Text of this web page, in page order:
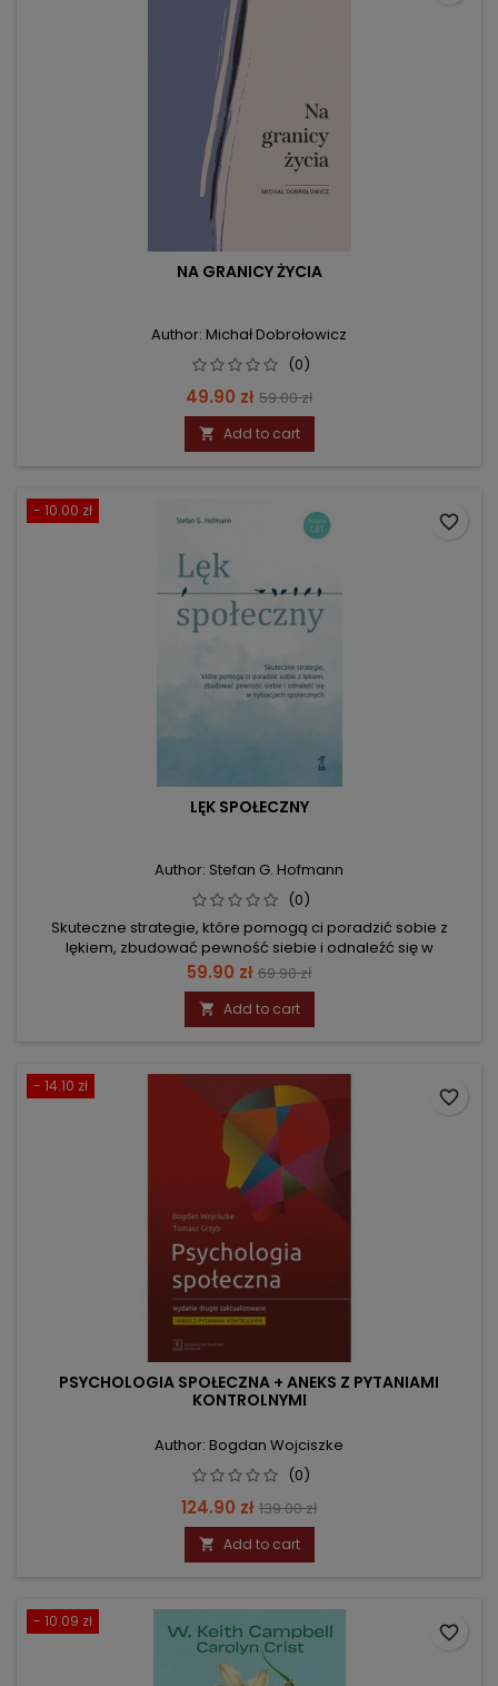
NA GRANICY ŻYCIA
Author: Michał Dobrołowicz
(0)
Price
49.90 zł Regular
price
59.00 zł
 Add to cart
- 10.00 zł
LĘK SPOŁECZNY
Author: Stefan G. Hofmann
(0)
Skuteczne strategie, które pomogą ci poradzić sobie z
lękiem, zbudować pewność siebie i odnaleźć się w
sytuacjach społecznych
Price
59.90 zł Regular
price
69.90 zł
 Add to cart
favorite_border
- 14.10 zł
PSYCHOLOGIA SPOŁECZNA + ANEKS Z PYTANIAMI
KONTROLNYMI
Author: Bogdan Wojciszke
(0)
Price
124.90 zł Regular
price
139.00 zł
 Add to cart
favorite_border
- 10.09 zł
favorite_border